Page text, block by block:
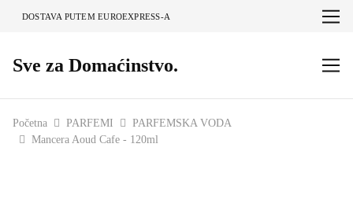
DOSTAVA PUTEM EUROEXPRESS-A
Sve za Domaćinstvo.
Početna PARFEMI
PARFEMSKA VODA
Mancera Aoud Cafe - 120ml